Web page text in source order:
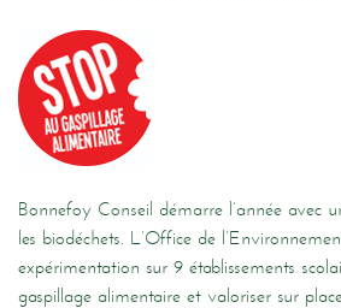
Bonnefoy Conseil démarre l’année avec
les biodéchets. L’Office de
expérimentation sur 9 établissements
gaspillage alimentaire et valoriser sur